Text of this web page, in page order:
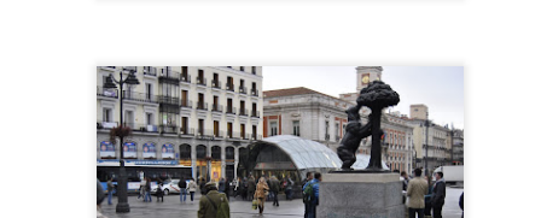
atención se focaliza en lo que ocurre, omitiendo todo lo demás.
esos momentos actuamos por instinto. Sentía que tenía que
empezó a decir que se mareaba. Pero cuando lo intentamos el
iba viendo como la pupila se dilata hasta desaparecer el color
manos como garras, era tal la fuerza que no podía doblarla. Me
a llamarla, gritando, no respondía. Le dije al camarero que